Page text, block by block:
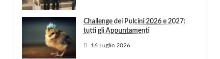
Challenge dei Pulcini 2026 e 2027:
tutti gli Appuntamenti
16 Luglio 2026